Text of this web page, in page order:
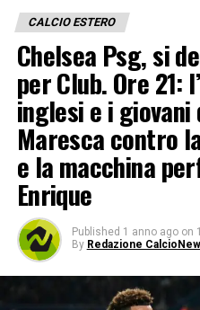
CALCIO ESTERO
Chelsea Psg, si
per Club. Ore 21:
inglesi e i
Maresca contro
e la macchina
Enrique
Published 1 anno ago on
By Redazione